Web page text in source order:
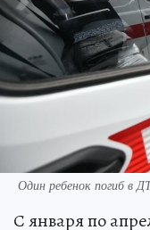
Один ребенок погиб в
С января по